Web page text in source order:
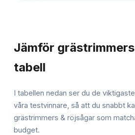
Jämför
tabell
I tabellen nedan ser du de
våra testvinnare, så att du snabbt
grästrimmers & röjsågar som
budget.